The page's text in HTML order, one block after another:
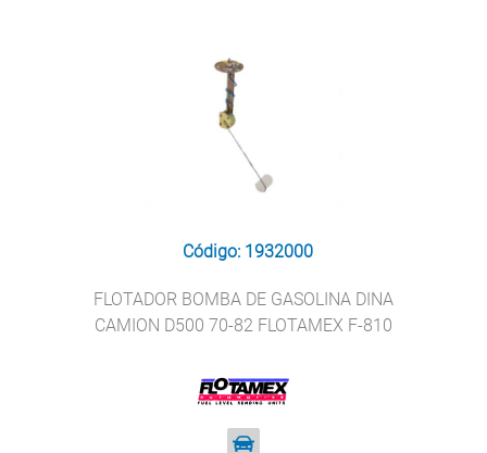
Código: 1932000
FLOTADOR BOMBA DE GASOLINA DINA
CAMION D500 70-82 FLOTAMEX F-810